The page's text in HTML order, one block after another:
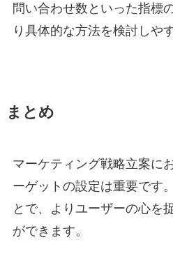
問い合わせ数といった指標
り具体的な方法を検討しや
まとめ
マーケティング戦略立案に
ーゲットの設定は重要です
とで、よりユーザーの心を
ができます。